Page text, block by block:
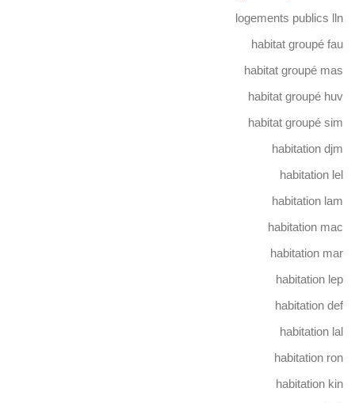
logements publics lln
habitat groupé fau
habitat groupé mas
habitat groupé huv
habitat groupé sim
habitation djm
habitation lel
habitation lam
habitation mac
habitation mar
habitation lep
habitation def
habitation lal
habitation ron
habitation kin